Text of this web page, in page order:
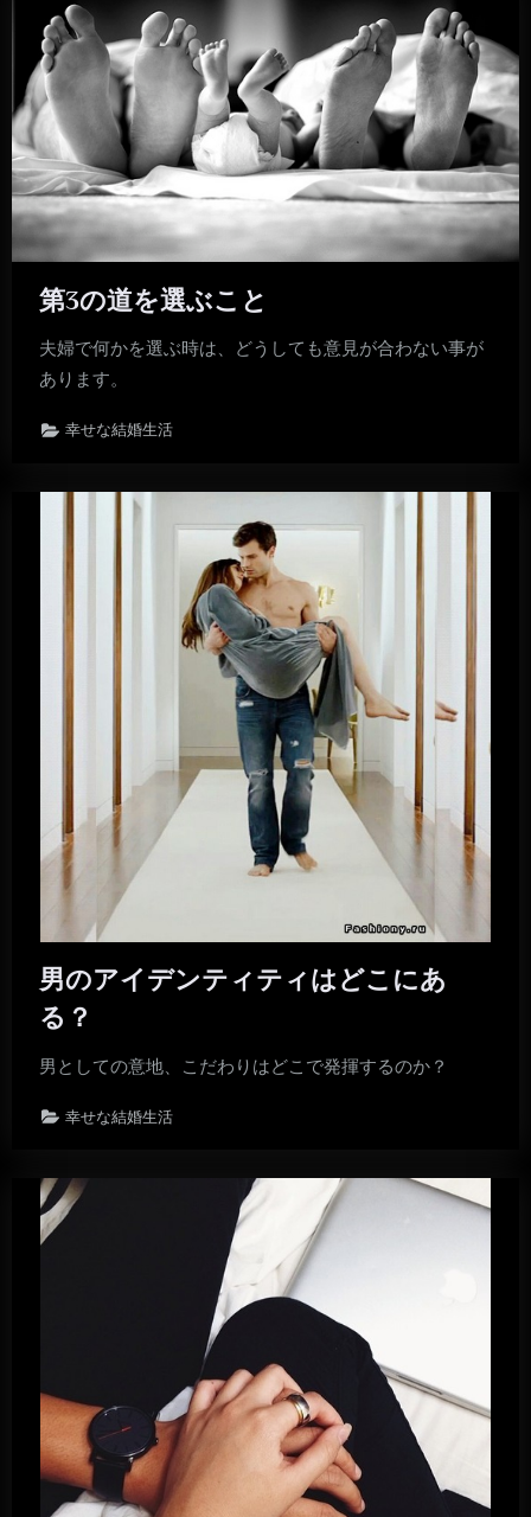
第3の道を選ぶこと
夫婦で何かを選ぶ時は、どうしても意見が合わない事が
あります。
幸せな結婚生活
男のアイデンティティはどこにあ
る？
男としての意地、こだわりはどこで発揮するのか？
幸せな結婚生活